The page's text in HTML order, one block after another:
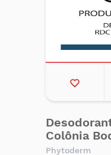
Colônia
Phytoderm